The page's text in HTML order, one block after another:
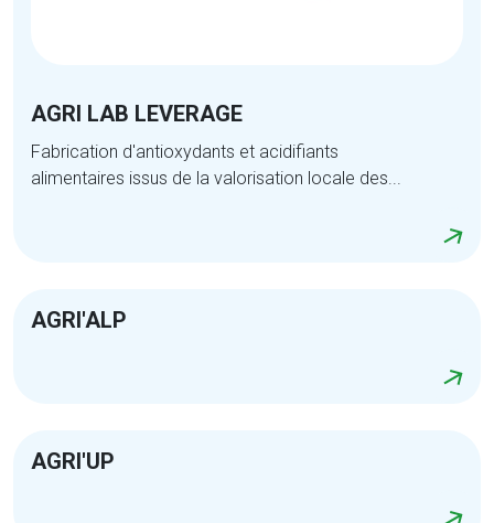
AGRI LAB LEVERAGE
Fabrication d'antioxydants et acidifiants
alimentaires issus de la valorisation locale des...
AGRI'ALP
AGRI'UP